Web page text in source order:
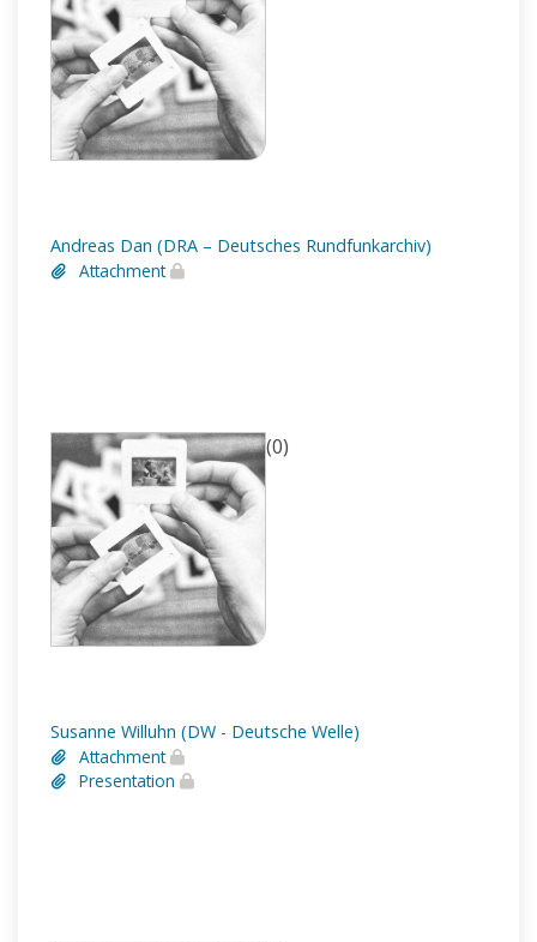
Andreas Dan (DRA – Deutsches Rundfunkarchiv)
Attachment
(0)
Susanne Willuhn (DW - Deutsche Welle)
Attachment
Presentation